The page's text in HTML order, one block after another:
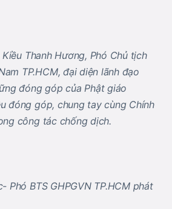
Thanh Hương, Phó Chủ tịch
TP.HCM, đại diện lãnh đạo
đóng góp của Phật giáo
đóng góp, chung tay cùng Chính
công tác chống dịch.
Phó BTS GHPGVN TP.HCM phát